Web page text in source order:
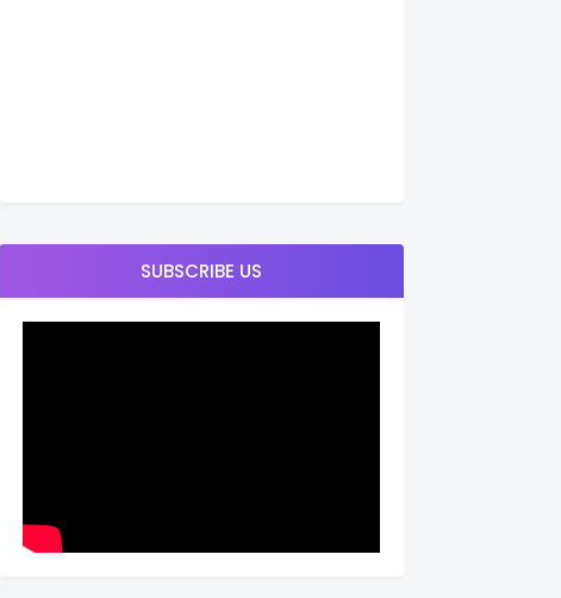
SUBSCRIBE US